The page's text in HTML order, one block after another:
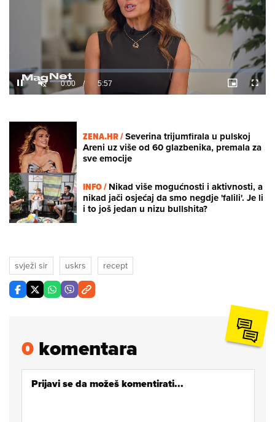
Unmute /
Loaded:
3.84%
ZENA.HR /Severina trijumfirala u pulskoj
Areni uz više od 60 glazbenika, premala za
sve emocije
INFO /Nikad više mogućnosti i aktivnosti, a
nikad jači osjećaj da smo negdje 'falili'. Je li
i to još jedan u nizu bullshita?
svježi sir uskrs recept
0komentara